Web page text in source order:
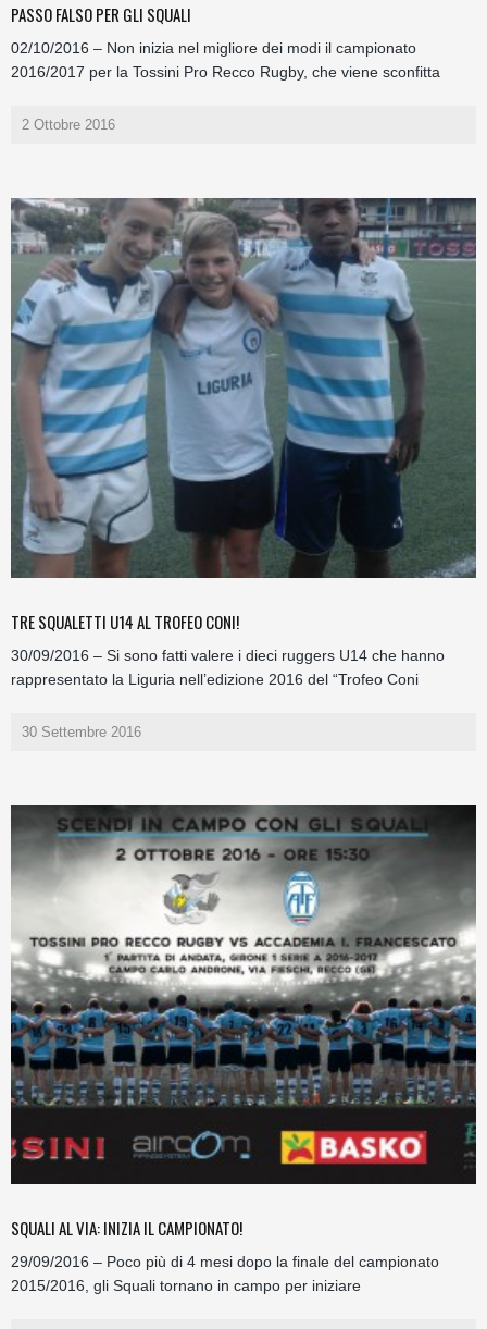
PASSO FALSO PER GLI SQUALI
02/10/2016 – Non inizia nel migliore dei modi il campionato
2016/2017 per la Tossini Pro Recco Rugby, che viene sconfitta
2 Ottobre 2016
TRE SQUALETTI U14 AL TROFEO CONI!
30/09/2016 – Si sono fatti valere i dieci ruggers U14 che hanno
rappresentato la Liguria nell’edizione 2016 del “Trofeo Coni
30 Settembre 2016
SQUALI AL VIA: INIZIA IL CAMPIONATO!
29/09/2016 – Poco più di 4 mesi dopo la finale del campionato
2015/2016, gli Squali tornano in campo per iniziare